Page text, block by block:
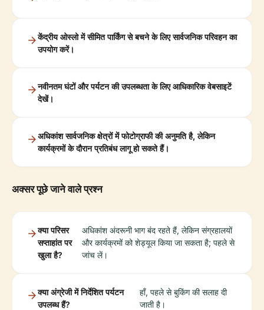
केंद्रीय ओस्लो में सीमित पार्किंग से बचने के लिए सार्वजनिक परिवहन का
उपयोग करें।
नवीनतम घंटों और पर्यटन की उपलब्धता के लिए आधिकारिक वेबसाइटें
देखें।
अधिकांश सार्वजनिक क्षेत्रों में फोटोग्राफी की अनुमति है, लेकिन
कार्यक्रमों के दौरान प्रतिबंध लागू हो सकते हैं।
अक्सर पूछे जाने वाले प्रश्न
क्या परिसर
सप्ताहांत पर
खुला है?
अधिकांश अंदरूनी भाग बंद रहते हैं, लेकिन संग्रहालयों
और कार्यक्रमों को शेड्यूल किया जा सकता है; पहले से
जांच लें।
क्या अंग्रेजी में निर्देशित पर्यटन
उपलब्ध हैं?
हाँ, पहले से बुकिंग की सलाह दी
जाती है।